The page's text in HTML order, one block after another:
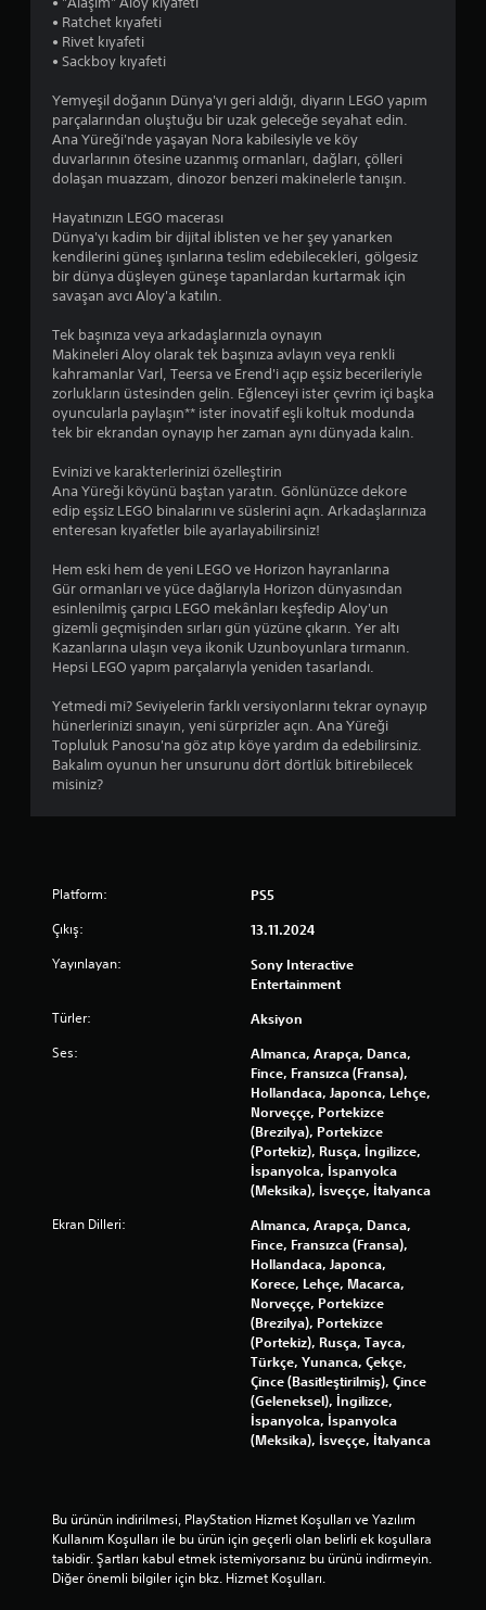
d
ı
• Ratchet kıyafeti
• Rivet kıyafeti
• Sackboy kıyafeti
Yemyeşil doğanın Dünya'yı geri aldığı, diyarın LEGO yapım
parçalarından oluştuğu bir uzak geleceğe seyahat edin.
Ana Yüreği'nde yaşayan Nora kabilesiyle ve köy
duvarlarının ötesine uzanmış ormanları, dağları, çölleri
dolaşan muazzam, dinozor benzeri makinelerle tanışın.
Hayatınızın LEGO macerası
Dünya'yı kadim bir dijital iblisten ve her şey yanarken
kendilerini güneş ışınlarına teslim edebilecekleri, gölgesiz
bir dünya düşleyen güneşe tapanlardan kurtarmak için
savaşan avcı Aloy'a katılın.
Tek başınıza veya arkadaşlarınızla oynayın
Makineleri Aloy olarak tek başınıza avlayın veya renkli
kahramanlar Varl, Teersa ve Erend'i açıp eşsiz becerileriyle
zorlukların üstesinden gelin. Eğlenceyi ister çevrim içi başka
oyuncularla paylaşın** ister inovatif eşli koltuk modunda
tek bir ekrandan oynayıp her zaman aynı dünyada kalın.
Evinizi ve karakterlerinizi özelleştirin
Ana Yüreği köyünü baştan yaratın. Gönlünüzce dekore
edip eşsiz LEGO binalarını ve süslerini açın. Arkadaşlarınıza
enteresan kıyafetler bile ayarlayabilirsiniz!
Hem eski hem de yeni LEGO ve Horizon hayranlarına
Gür ormanları ve yüce dağlarıyla Horizon dünyasından
esinlenilmiş çarpıcı LEGO mekânları keşfedip Aloy'un
gizemli geçmişinden sırları gün yüzüne çıkarın. Yer altı
Kazanlarına ulaşın veya ikonik Uzunboyunlara tırmanın.
Hepsi LEGO yapım parçalarıyla yeniden tasarlandı.
Yetmedi mi? Seviyelerin farklı versiyonlarını tekrar oynayıp
hünerlerinizi sınayın, yeni sürprizler açın. Ana Yüreği
Topluluk Panosu'na göz atıp köye yardım da edebilirsiniz.
Bakalım oyunun her unsurunu dört dörtlük bitirebilecek
misiniz?
Platform: PS5
Çıkış: 13.11.2024
Yayınlayan:
Sony Interactive
Entertainment
Türler: Aksiyon
Ses:
Almanca, Arapça, Danca,
Fince, Fransızca (Fransa),
Hollandaca, Japonca, Lehçe,
Norveççe, Portekizce
(Brezilya), Portekizce
(Portekiz), Rusça, İngilizce,
İspanyolca, İspanyolca
(Meksika), İsveççe, İtalyanca
Ekran Dilleri:
Almanca, Arapça, Danca,
Fince, Fransızca (Fransa),
Hollandaca, Japonca,
Korece, Lehçe, Macarca,
Norveççe, Portekizce
(Brezilya), Portekizce
(Portekiz), Rusça, Tayca,
Türkçe, Yunanca, Çekçe,
Çince (Basitleştirilmiş), Çince
(Geleneksel), İngilizce,
İspanyolca, İspanyolca
(Meksika), İsveççe, İtalyanca
Bu ürünün indirilmesi, PlayStation Hizmet Koşulları ve Yazılım
Kullanım Koşulları ile bu ürün için geçerli olan belirli ek koşullara
tabidir. Şartları kabul etmek istemiyorsanız bu ürünü indirmeyin.
Diğer önemli bilgiler için bkz. Hizmet Koşulları.